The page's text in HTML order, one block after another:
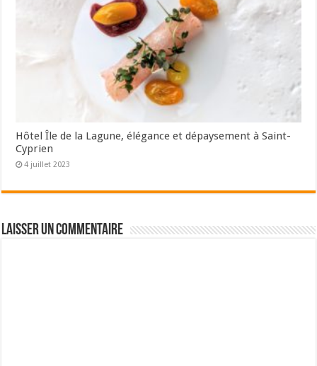
Hôtel Île de la Lagune, élégance et dépaysement à Saint-
Cyprien
4 juillet 2023
Laisser un commentaire